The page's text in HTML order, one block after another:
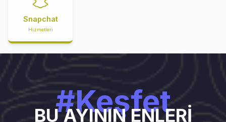
Snapchat
Hizmetleri
#Keşfet
BU AYININ ENLERİ